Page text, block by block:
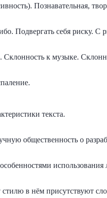
Познавательная,
Подвергать себя риску.
к музыке.
текста.
общественность о
использования
в нём присутствуют